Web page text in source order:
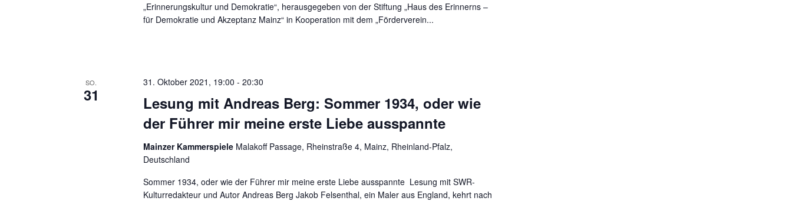
„Erinnerungskultur und Demokratie“, herausgegeben von der Stiftung „Haus des Erinnerns –
für Demokratie und Akzeptanz Mainz“ in Kooperation mit dem „Förderverein...
SO.
31
Lesung mit Andreas Berg: Sommer 1934, oder wie
der Führer mir meine erste Liebe ausspannte
31. Oktober 2021, 19:00 -20:30
Mainzer Kammerspiele Malakoff Passage, Rheinstraße 4, Mainz, Rheinland-Pfalz,
Deutschland
Sommer 1934, oder wie der Führer mir meine erste Liebe ausspannte Lesung mit SWR-
Kulturredakteur und Autor Andreas Berg Jakob Felsenthal, ein Maler aus England, kehrt nach